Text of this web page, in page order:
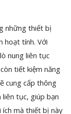
những thiết bị
hoạt tính. Với
nung liên tục
tiết kiệm năng
cung cấp thông
tục, giúp bạn
ích mà thiết bị này